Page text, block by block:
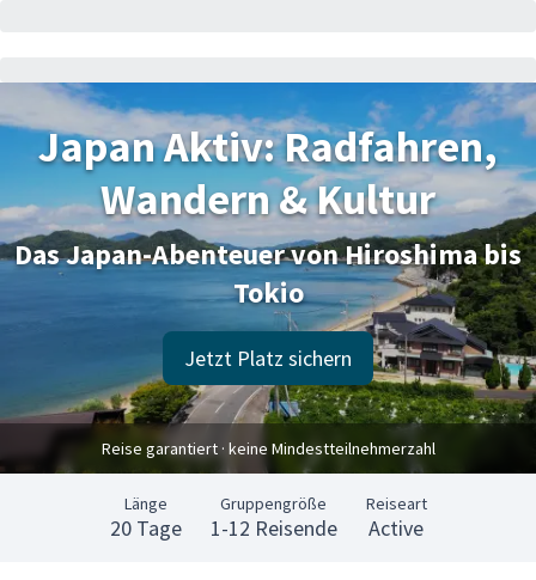
Japan Aktiv: Radfahren,
Wandern & Kultur
Das Japan-Abenteuer von Hiroshima bis
Tokio
Jetzt Platz sichern
Reise garantiert · keine Mindestteilnehmerzahl
Länge
20 Tage
Gruppengröße
1-12 Reisende
Reiseart
Active